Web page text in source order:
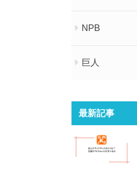
NPB
巨人
最新記事